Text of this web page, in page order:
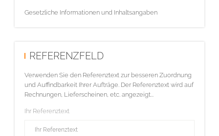
Gesetzliche Informationen und Inhaltsangaben
REFERENZFELD
Verwenden Sie den Referenztext zur besseren Zuordnung
und Auffindbarkeit Ihrer Aufträge. Der Referenztext wird auf
Rechnungen, Lieferscheinen, etc. angezeigt...
Ihr Referenztext